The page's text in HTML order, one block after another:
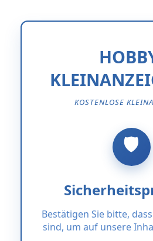
KOSTENLOSE
Bestätigen Sie bitte,
sind, um auf unsere